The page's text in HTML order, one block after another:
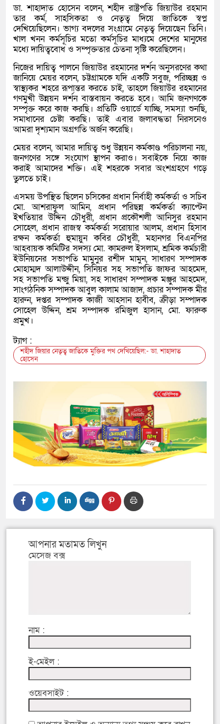
ডা. শাহাদাত হোসেন বলেন, শহীদ রাষ্ট্রপতি জিয়াউর রহমান
তার কর্ম, সাহসিকতা ও নেতৃত্ব দিয়ে জাতিকে স্বপ্ন
দেখিয়েছিলেন। ভাগ্য বদলের সংগ্রামে নেতৃত্ব দিয়েছেন তিনি।
খাল খনন কর্মসূচির মতো কর্মসূচির মাধ্যমে দেশের মানুষের
মধ্যে দায়িত্ববোধ ও সম্পৃক্ততার চেতনা সৃষ্টি করেছিলেন।
নিজের দায়িত্ব পালনে জিয়াউর রহমানের দর্শন অনুসরণের কথা
জানিয়ে মেয়র বলেন, চট্টগ্রামকে যদি একটি সবুজ, পরিচ্ছন্ন ও
স্বাস্থ্যকর শহরে রূপান্তর করতে চাই, তাহলে জিয়াউর রহমানের
গণমুখী উন্নয়ন দর্শন বাস্তবায়ন করতে হবে। আমি জনগণকে
সম্পৃক্ত করে কাজ করছি। প্রতিটি ওয়ার্ডে যাচ্ছি, সমস্যা শুনছি,
সমাধানের চেষ্টা করছি। তাই এবার জলাবদ্ধতা নিরসনেও
আমরা দৃশ্যমান অগ্রগতি অর্জন করেছি।
মেয়র বলেন, আমার দায়িত্ব শুধু উন্নয়ন কর্মকাণ্ড পরিচালনা নয়,
জনগণের সঙ্গে সংযোগ স্থাপন করাও। সবাইকে নিয়ে কাজ
করাই আমাদের শক্তি। এই শহরকে সবার অংশগ্রহণে গড়ে
তুলতে চাই।
এসময় উপস্থিত ছিলেন চসিকের প্রধান নির্বাহী কর্মকর্তা ও সচিব
মো. আশরাফুল আমিন, প্রধান পরিছন্ন কর্মকর্তা ক্যাপ্টেন
ইখতিয়ার উদ্দিন চৌধুরী, প্রধান প্রকৌশলী আনিসুর রহমান
সোহেল, প্রধান রাজস্ব কর্মকর্তা সরোয়ার আলম, প্রধান হিসাব
রক্ষন কর্মকর্তা হুমায়ুন কবির চৌধুরী, মহানগর বিএনপির
আহবায়ক কমিটির সদস্য মো. কামরুল ইসলাম, শ্রমিক কর্মচারী
ইউনিয়নের সভাপতি মামুনুর রশীদ মামুন, সাধারণ সম্পাদক
মোহাম্মদ আলাউদ্দীন, সিনিয়র সহ সভাপতি জাফর আহমেদ,
সহ সভাপতি মন্জু মিয়া, সহ সাধারণ সম্পাদক মঞ্জুর আহমেদ,
সাংগঠনিক সম্পাদক আবুল কালাম আজাদ, প্রচার সম্পাদক মীর
হারুন, দপ্তর সম্পাদক কাজী আহসান হাবীব, ক্রীড়া সম্পাদক
সোহেল উদ্দিন, শ্রম সম্পাদক রমিজুল হাসান, মো. ফারুক
প্রমুখ।
ট্যাগ :
শহীদ জিয়ার নেতৃত্ব জাতিকে মুক্তির পথ দেখিয়েছিল:- ডা. শাহাদাত
হোসেন
আপনার মতামত লিখুন
মেসেজ বক্স
নাম :
ই-মেইল :
ওয়েবসাইট :